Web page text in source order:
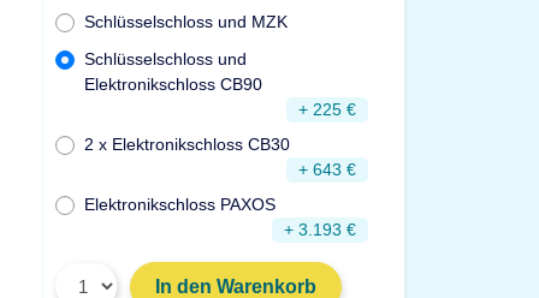
Schlüsselschloss und MZK
Schlüsselschloss und
Elektronikschloss CB90
+ 225 €
2 x Elektronikschloss CB30
+ 643 €
Elektronikschloss PAXOS
+ 3.193 €
In den Warenkorb